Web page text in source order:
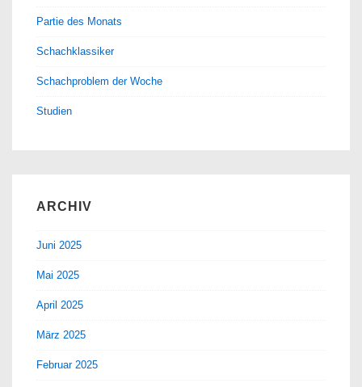
Partie des Monats
Schachklassiker
Schachproblem der Woche
Studien
ARCHIV
Juni 2025
Mai 2025
April 2025
März 2025
Februar 2025